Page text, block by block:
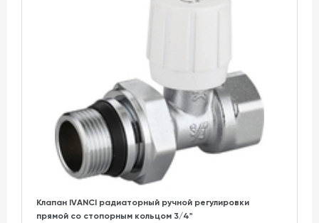
Клапан IVANCI радиаторный ручной регулировки
прямой со стопорным кольцом 3/4"